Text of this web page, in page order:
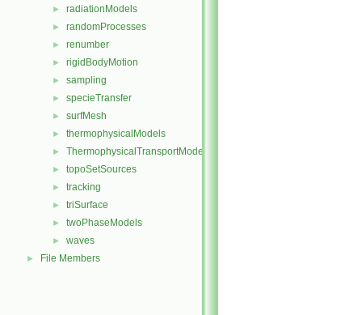
► radiationModels
► randomProcesses
► renumber
► rigidBodyMotion
► sampling
► specieTransfer
► surfMesh
► thermophysicalModels
► ThermophysicalTransportModels
► topoSetSources
► tracking
► triSurface
► twoPhaseModels
► waves
► File Members